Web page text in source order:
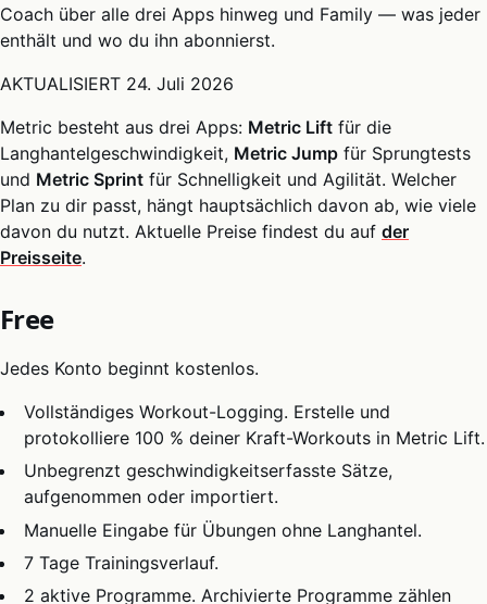
Coach über alle drei Apps hinweg und Family — was jeder
enthält und wo du ihn abonnierst.
AKTUALISIERT 24. Juli 2026
Metric besteht aus drei Apps: Metric Lift für die
Langhantelgeschwindigkeit, Metric Jump für Sprungtests
und Metric Sprint für Schnelligkeit und Agilität. Welcher
Plan zu dir passt, hängt hauptsächlich davon ab, wie viele
davon du nutzt. Aktuelle Preise findest du auf der
Preisseite.
Free
Jedes Konto beginnt kostenlos.
Vollständiges Workout-Logging. Erstelle und
protokolliere 100 % deiner Kraft-Workouts in Metric Lift.
Unbegrenzt geschwindigkeitserfasste Sätze,
aufgenommen oder importiert.
Manuelle Eingabe für Übungen ohne Langhantel.
7 Tage Trainingsverlauf.
2 aktive Programme. Archivierte Programme zählen